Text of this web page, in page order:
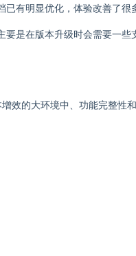
有明显优化，体验改善了很
是在版本升级时会需要一些
效的大环境中、功能完整性和